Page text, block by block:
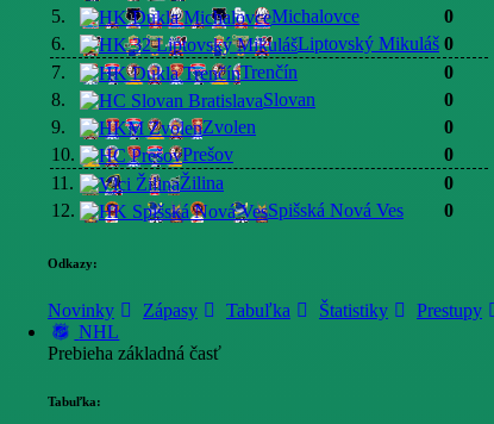
5.
Michalovce
0
6.
Liptovský Mikuláš 0
7.
Trenčín
0
8.
Slovan
0
9.
Zvolen
0
10.
Prešov
0
11.
Žilina
0
12.
Spišská Nová Ves 0
Odkazy:
Novinky Zápasy Tabuľka Štatistiky
Prestupy
NHL
Prebieha základná časť
Tabuľka: